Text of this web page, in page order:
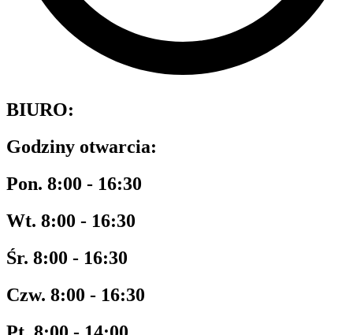
BIURO:
Godziny otwarcia:
Pon. 8:00 - 16:30
Wt. 8:00 - 16:30
Śr. 8:00 - 16:30
Czw. 8:00 - 16:30